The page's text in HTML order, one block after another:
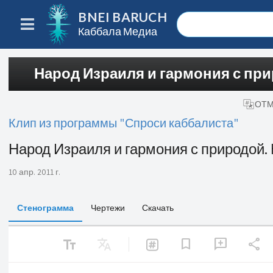
BNEI BARUCH
Каббала Медиа
Народ Израиля и гармония с
Клип из программы "Спроси каббалиста"
Народ Израиля и гармония с природой.
10 апр. 2011 г.
Стенограмма Чертежи Скачать
text_fields Translate bookmark add_comment share